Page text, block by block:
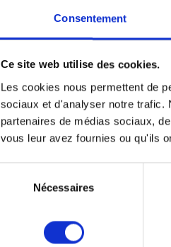
Consentement
Ce site web utilise des cookies.
Les cookies nous permettent de
sociaux et d'analyser notre trafic.
partenaires de médias sociaux,
vous leur avez fournies ou qu'ils
Nécessaires